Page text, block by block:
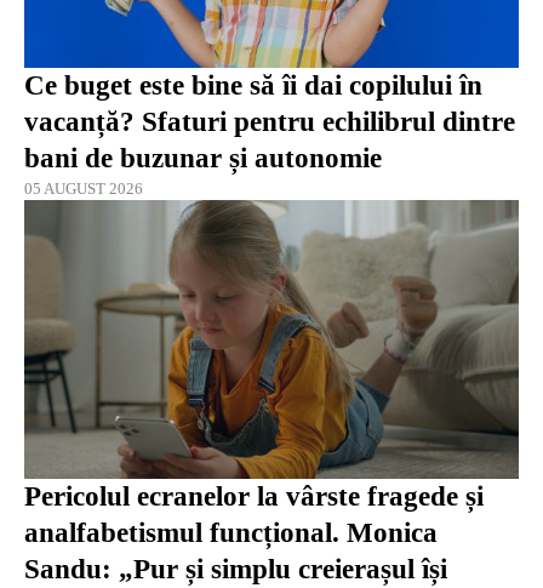
Ce buget este bine să îi dai copilului în
vacanță? Sfaturi pentru echilibrul dintre
bani de buzunar și autonomie
05 AUGUST 2026
Pericolul ecranelor la vârste fragede și
analfabetismul funcțional. Monica
Sandu: „Pur și simplu creierașul își